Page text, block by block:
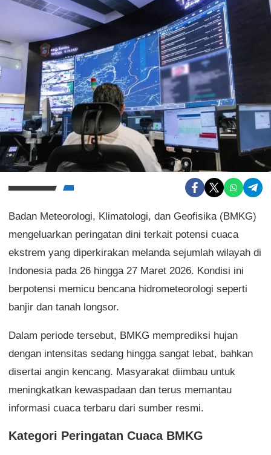
Badan Meteorologi, Klimatologi, dan Geofisika (BMKG)
mengeluarkan peringatan dini terkait potensi cuaca
ekstrem yang diperkirakan melanda sejumlah wilayah di
Indonesia pada 26 hingga 27 Maret 2026. Kondisi ini
berpotensi memicu bencana hidrometeorologi seperti
banjir dan tanah longsor.
Dalam periode tersebut, BMKG memprediksi hujan
dengan intensitas sedang hingga sangat lebat, bahkan
disertai angin kencang. Masyarakat diimbau untuk
meningkatkan kewaspadaan dan terus memantau
informasi cuaca terbaru dari sumber resmi.
Kategori Peringatan Cuaca BMKG